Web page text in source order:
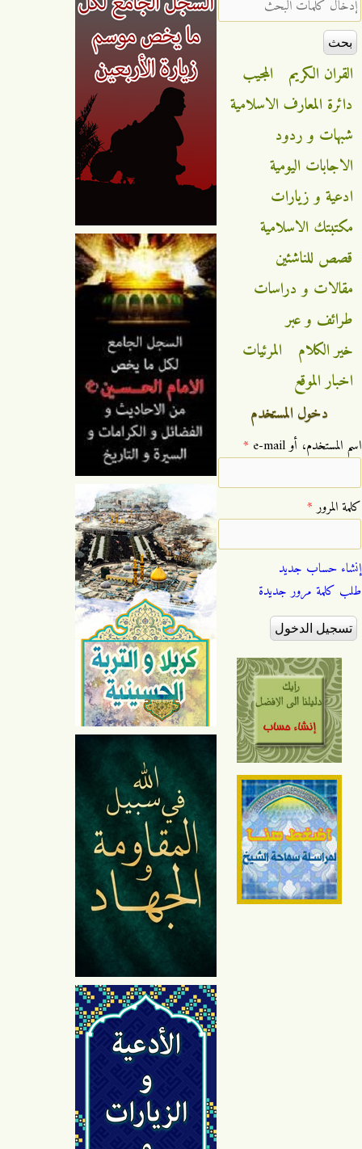
القران الكريم
المجيب
دائرة المعارف الاسلامية
شبهات و ردود
الاجابات اليومية
ادعية و زيارات
مكتبتك الاسلامية
قصص للناشئين
مقالات و دراسات
طرائف و عبر
خير الكلام
المرئيات
اخبار الموقع
دخول المستخدم
‏اسم المستخدم، أو e-mail ‏ *
‏كلمة المرور ‏*
إنشاء حساب جديد
طلب كلمة مرور جديدة